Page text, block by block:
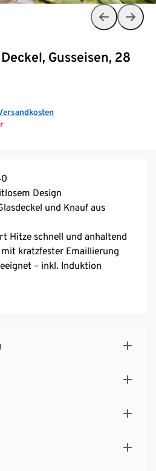
Gusseisen, 28
Design
und Knauf aus
Hitze schnell und anhaltend
mit kratzfester Emaillierung
– inkl. Induktion
°C